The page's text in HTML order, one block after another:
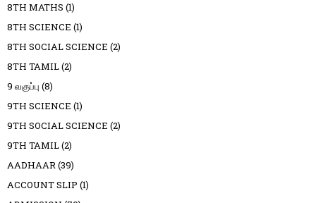
8TH MATHS (1)
8TH SCIENCE (1)
8TH SOCIAL SCIENCE (2)
8TH TAMIL(2)
9 வகுப்பு (8)
9TH SCIENCE (1)
9TH SOCIAL SCIENCE (2)
9TH TAMIL(2)
AADHAAR(39)
ACCOUNT SLIP (1)